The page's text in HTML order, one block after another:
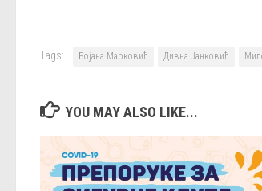
Tags: Бојана Марковић Дивна Јанковић
YOU MAY ALSO LIKE...